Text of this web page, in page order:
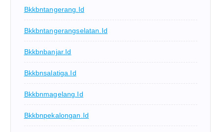
Bkkbntangerang.id
Bkkbntangerangselatan.id
Bkkbnbanjar.id
Bkkbnsalatiga.id
Bkkbnmagelang.id
Bkkbnpekalongan.id